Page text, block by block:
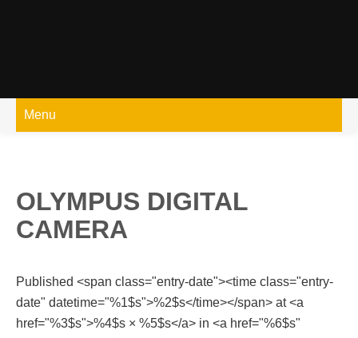
Menu
OLYMPUS DIGITAL
CAMERA
Published <span class="entry-date"><time class="entry-
date" datetime="%1$s">%2$s</time></span> at <a
href="%3$s">%4$s × %5$s</a> in <a href="%6$s"